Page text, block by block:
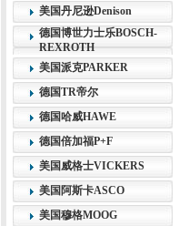
美国丹尼逊Denison
德国博世力士乐BOSCH-
REXROTH
美国派克PARKER
德国TR帝尔
德国哈威HAWE
德国倍加福P+F
美国威格士VICKERS
美国阿斯卡ASCO
美国穆格MOOG